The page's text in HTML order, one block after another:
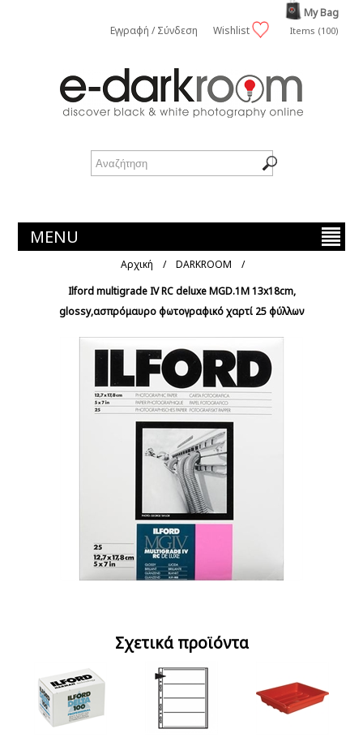
Εγγραφή / Σύνδεση Wishlist
My Bag
Items (100)
MENU
Αρχική / DARKROOM
/
Ilford multigrade IV RC deluxe MGD.1M 13x18cm,
glossy,ασπρόμαυρο φωτογραφικό χαρτί 25 φύλλων
Σχετικά προϊόντα